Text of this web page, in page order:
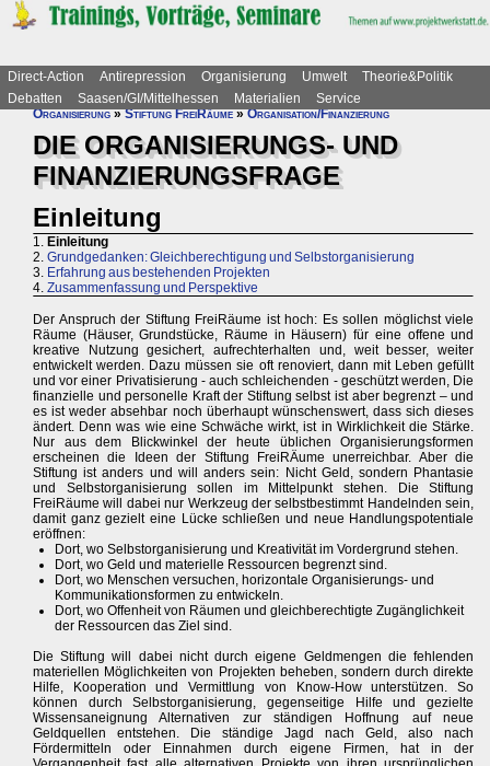
Direct-Action Antirepression Organisierung Umwelt
Theorie&Politik
Debatten
Saasen/GI/Mittelhessen Materialien
Service
Organisierung»Stiftung FreiRäume»Organisation/Finanzierung
DIE ORGANISIERUNGS- UND
FINANZIERUNGSFRAGE
Einleitung
1. Einleitung
2. Grundgedanken: Gleichberechtigung und Selbstorganisierung
3. Erfahrung aus bestehenden Projekten
4. Zusammenfassung und Perspektive
Der Anspruch der Stiftung FreiRäume ist hoch: Es sollen möglichst viele
Räume (Häuser, Grundstücke, Räume in Häusern) für eine offene und
kreative Nutzung gesichert, aufrechterhalten und, weit besser, weiter
entwickelt werden. Dazu müssen sie oft renoviert, dann mit Leben gefüllt
und vor einer Privatisierung - auch schleichenden - geschützt werden, Die
finanzielle und personelle Kraft der Stiftung selbst ist aber begrenzt – und
es ist weder absehbar noch überhaupt wünschenswert, dass sich dieses
ändert. Denn was wie eine Schwäche wirkt, ist in Wirklichkeit die Stärke.
Nur aus dem Blickwinkel der heute üblichen Organisierungsformen
erscheinen die Ideen der Stiftung FreiRÄume unerreichbar. Aber die
Stiftung ist anders und will anders sein: Nicht Geld, sondern Phantasie
und Selbstorganisierung sollen im Mittelpunkt stehen. Die Stiftung
FreiRäume will dabei nur Werkzeug der selbstbestimmt Handelnden sein,
damit ganz gezielt eine Lücke schließen und neue Handlungspotentiale
eröffnen:
Dort, wo Selbstorganisierung und Kreativität im Vordergrund stehen.
Dort, wo Geld und materielle Ressourcen begrenzt sind.
Dort, wo Menschen versuchen, horizontale Organisierungs- und
Kommunikationsformen zu entwickeln.
Dort, wo Offenheit von Räumen und gleichberechtigte Zugänglichkeit
der Ressourcen das Ziel sind.
Die Stiftung will dabei nicht durch eigene Geldmengen die fehlenden
materiellen Möglichkeiten von Projekten beheben, sondern durch direkte
Hilfe, Kooperation und Vermittlung von Know-How unterstützen. So
können durch Selbstorganisierung, gegenseitige Hilfe und gezielte
Wissensaneignung Alternativen zur ständigen Hoffnung auf neue
Geldquellen entstehen. Die ständige Jagd nach Geld, also nach
Fördermitteln oder Einnahmen durch eigene Firmen, hat in der